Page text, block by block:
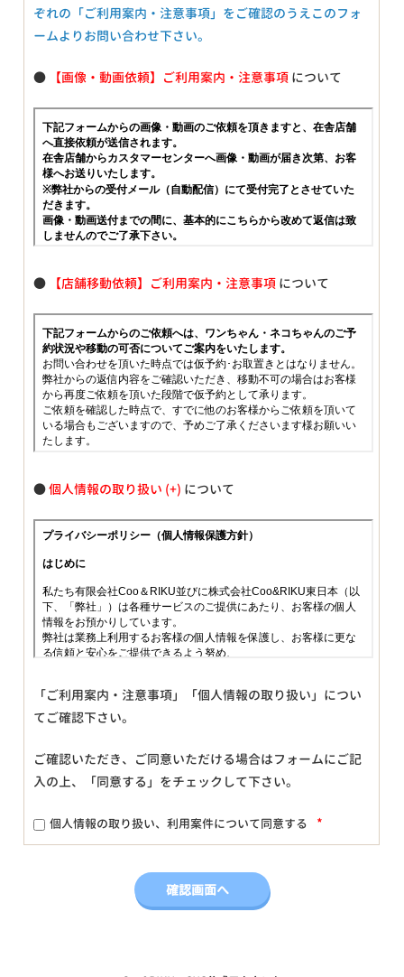
ぞれの「ご利用案内・注意事項」をご確認のうえこのフォ
ームよりお問い合わせ下さい。
● 【画像・動画依頼】ご利用案内・注意事項 について
● 【店舗移動依頼】ご利用案内・注意事項 について
●個人情報の取り扱い について
「ご利用案内・注意事項」「個人情報の取り扱い」につい
てご確認下さい。
ご確認いただき、ご同意いただける場合はフォームにご記
入の上、「同意する」をチェックして下さい。
個人情報の取り扱い、利用案件について同意する *